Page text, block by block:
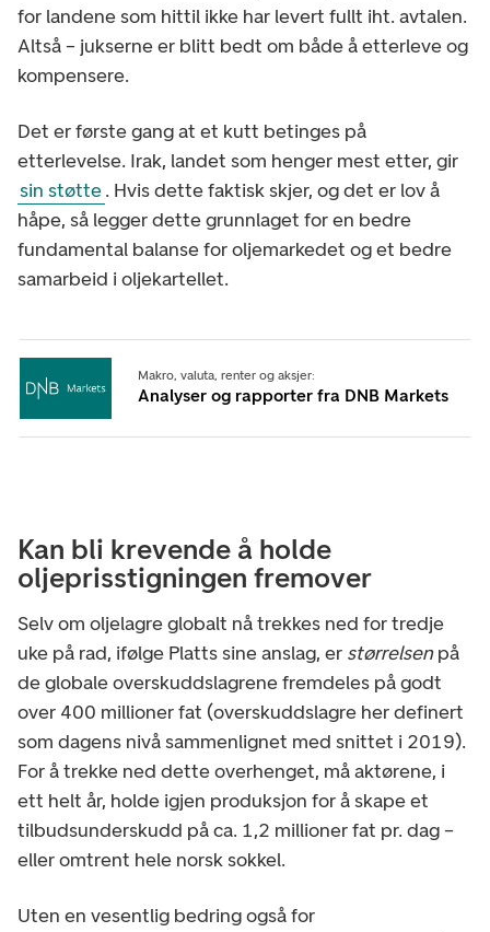
for landene som hittil ikke har levert fullt iht. avtalen.
Altså – jukserne er blitt bedt om både å etterleve og
kompensere.
Det er første gang at et kutt betinges på
etterlevelse. Irak, landet som henger mest etter, gir
sin støtte. Hvis dette faktisk skjer, og det er lov å
håpe, så legger dette grunnlaget for en bedre
fundamental balanse for oljemarkedet og et bedre
samarbeid i oljekartellet.
Makro, valuta, renter og aksjer:
Analyser og rapporter fra DNB Markets
Kan bli krevende å holde
oljeprisstigningen fremover
Selv om oljelagre globalt nå trekkes ned for tredje
uke på rad, ifølge Platts sine anslag, er størrelsenpå
de globale overskuddslagrene fremdeles på godt
over 400 millioner fat (overskuddslagre her definert
som dagens nivå sammenlignet med snittet i 2019).
For å trekke ned dette overhenget, må aktørene, i
ett helt år, holde igjen produksjon for å skape et
tilbudsunderskudd på ca. 1,2 millioner fat pr. dag –
eller omtrent hele norsk sokkel.
Uten en vesentlig bedring også for